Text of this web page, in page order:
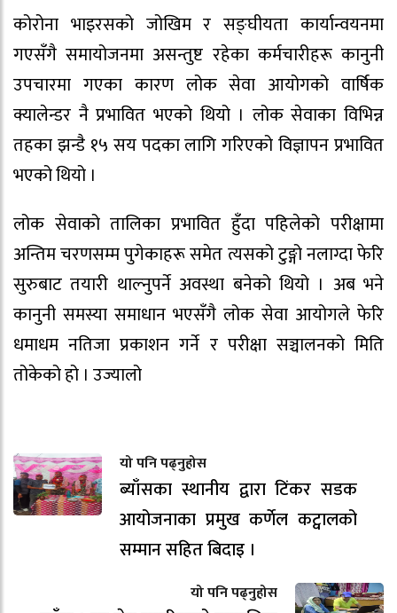
कोरोना भाइरसको जोखिम र सङ्घीयता कार्यान्वयनमा
गएसँगै समायोजनमा असन्तुष्ट रहेका कर्मचारीहरू कानुनी
उपचारमा गएका कारण लोक सेवा आयोगको वार्षिक
क्यालेन्डर नै प्रभावित भएको थियो । लोक सेवाका विभिन्न
तहका झन्डै १५ सय पदका लागि गरिएको विज्ञापन प्रभावित
भएको थियो ।
लोक सेवाको तालिका प्रभावित हुँदा पहिलेको परीक्षामा
अन्तिम चरणसम्म पुगेकाहरू समेत त्यसको टुङ्गो नलाग्दा फेरि
सुरुबाट तयारी थाल्नुपर्ने अवस्था बनेको थियो । अब भने
कानुनी समस्या समाधान भएसँगै लोक सेवा आयोगले फेरि
धमाधम नतिजा प्रकाशन गर्ने र परीक्षा सञ्चालनको मिति
तोकेको हो । उज्यालो
यो पनि पढ्नुहोस
ब्याँसका स्थानीय द्वारा टिंकर सडक
आयोजनाका प्रमुख कर्णेल कट्वालको
सम्मान सहित बिदाइ ।
यो पनि पढ्नुहोस